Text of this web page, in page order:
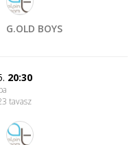
G.OLD BOYS
20:30
tavasz